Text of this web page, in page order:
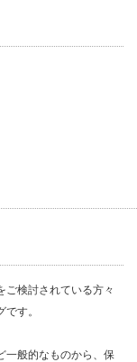
ご検討されている方々
す。
一般的なものから、保